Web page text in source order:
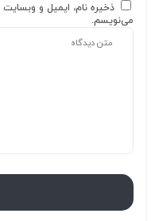
ذخیره نام، ایمیل و وبسایت
می‌نویسم.